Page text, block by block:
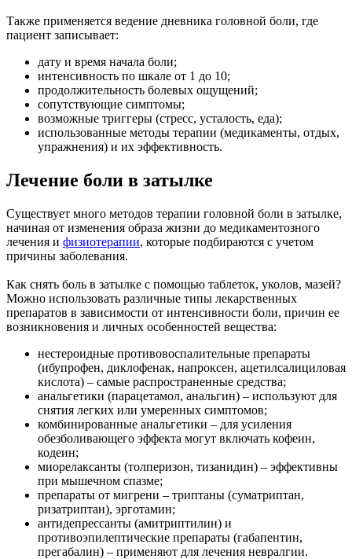
Также применяется ведение дневника головной боли, где
пациент записывает:
дату и время начала боли;
интенсивность по шкале от 1 до 10;
продолжительность болевых ощущений;
сопутствующие симптомы;
возможные триггеры (стресс, усталость, еда);
использованные методы терапии (медикаменты, отдых,
упражнения) и их эффективность.
Лечение боли в затылке
Существует много методов терапии головной боли в затылке,
начиная от изменения образа жизни до медикаментозного
лечения и физиотерапии, которые подбираются с учетом
причины заболевания.
Как снять боль в затылке с помощью таблеток, уколов, мазей?
Можно использовать различные типы лекарственных
препаратов в зависимости от интенсивности боли, причин ее
возникновения и личных особенностей вещества:
нестероидные противовоспалительные препараты
(ибупрофен, диклофенак, напроксен, ацетилсалициловая
кислота) – самые распространенные средства;
анальгетики (парацетамол, анальгин) – используют для
снятия легких или умеренных симптомов;
комбинированные анальгетики – для усиления
обезболивающего эффекта могут включать кофеин,
кодеин;
миорелаксанты (толперизон, тизанидин) – эффективны
при мышечном спазме;
препараты от мигрени – триптаны (суматриптан,
ризатриптан), эрготамин;
антидепрессанты (амитриптилин) и
противоэпилептические препараты (габапентин,
прегабалин) – применяют для лечения невралгии.